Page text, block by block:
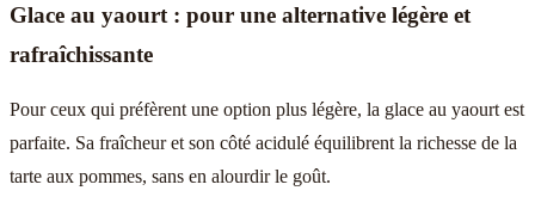
Glace au yaourt : pour une alternative légère et
rafraîchissante
Pour ceux qui préfèrent une option plus légère, la glace au yaourt est
parfaite. Sa fraîcheur et son côté acidulé équilibrent la richesse de la
tarte aux pommes, sans en alourdir le goût.